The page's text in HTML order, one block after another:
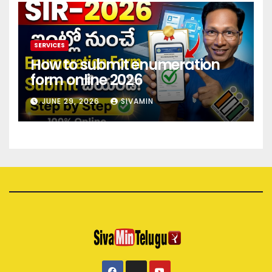
SERVICES
How to submit enumeration
form online 2026
JUNE 29, 2026 SIVAMIN